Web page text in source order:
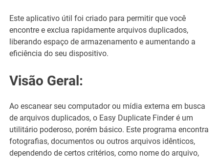
Este aplicativo útil foi criado para permitir que você
encontre e exclua rapidamente arquivos duplicados,
liberando espaço de armazenamento e aumentando a
eficiência do seu dispositivo.
Visão Geral:
Ao escanear seu computador ou mídia externa em busca
de arquivos duplicados, o Easy Duplicate Finder é um
utilitário poderoso, porém básico. Este programa encontra
fotografias, documentos ou outros arquivos idênticos,
dependendo de certos critérios, como nome do arquivo,